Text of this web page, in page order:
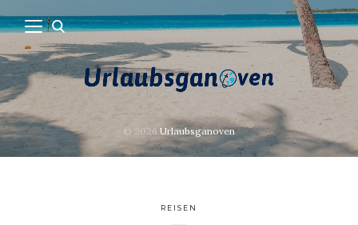
© 2026 Urlaubsganoven
REISEN